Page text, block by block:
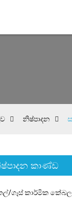
නිෂ්පාදන
කාණ්ඩ
ගෑස් කාර්මික